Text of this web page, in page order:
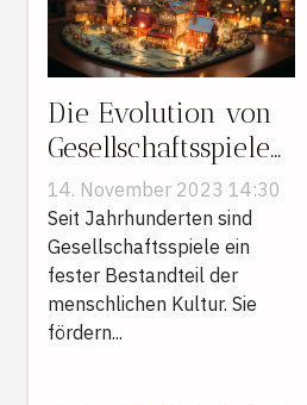
Die Evolution von
Gesellschaftsspielen:
Vom Brettspiel zum
Live-Online-
Erlebnis
14. November 2023 14:30
Seit Jahrhunderten sind
Gesellschaftsspiele ein
fester Bestandteil der
menschlichen Kultur. Sie
fördern...